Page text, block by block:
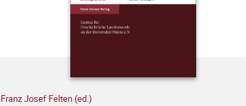
Franz Josef Felten (ed.)